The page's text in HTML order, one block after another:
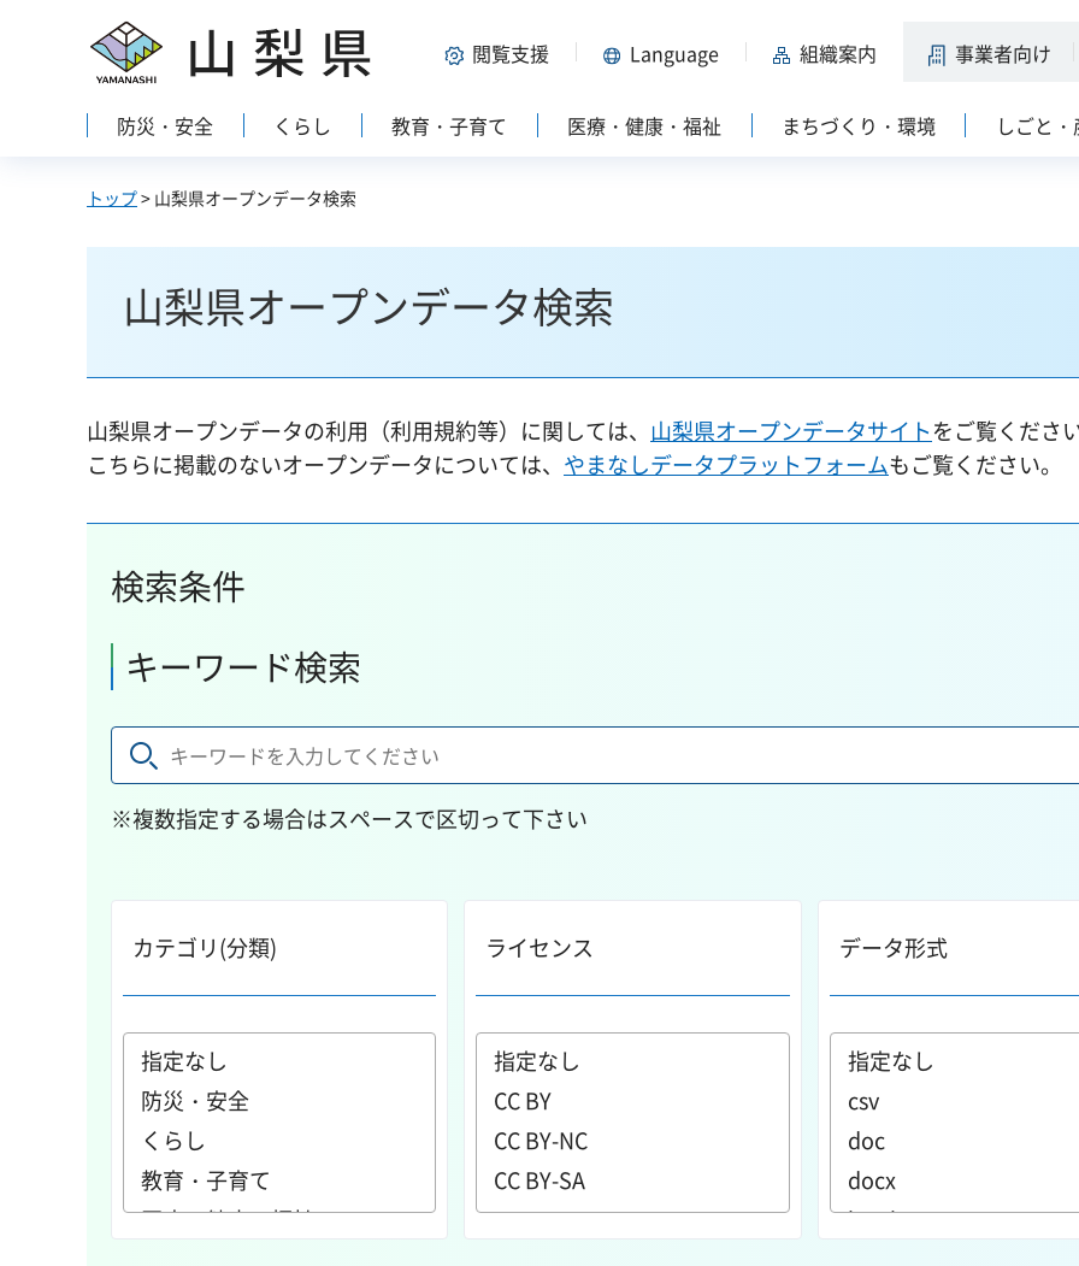
山梨県 閲覧支援 Language 組織案内 事業者向け
防災・安全 くらし 教育・子育て 医療・健康・福祉 まちづくり・環境 しごと
トップ> 山梨県オープンデータ検索
山梨県オープンデータ検索
山梨県オープンデータの利用（利用規約等）に関しては、 山梨県オープンデータサイトをご覧くださ
こちらに掲載のないオープンデータについては、 やまなしデータプラットフォームもご覧ください。
検索条件
キーワード検索
※複数指定する場合はスペースで区切って下さい
カテゴリ(分類) ライセンス データ形式